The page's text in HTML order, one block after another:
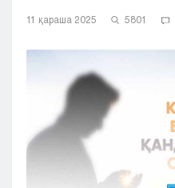
Кызылорда
Талдыкорган
Тараз
Туркестан
Усть-Каменогорск
11 қараша 2025 5801